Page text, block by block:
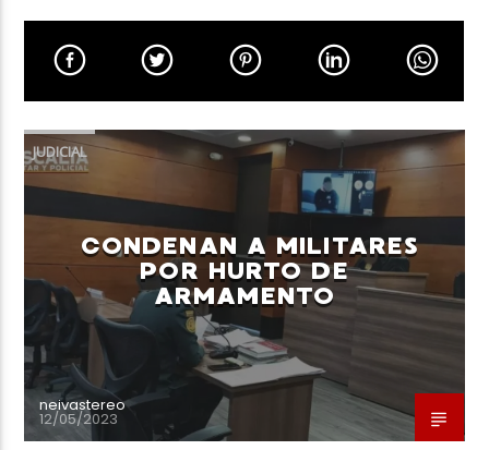
CANCIÓN ACTUAL
TÍTULO
Neiva Estereo
JUDICIAL
CONDENAN A MILITARES
POR HURTO DE
ARMAMENTO
neivastereo
12/05/2023